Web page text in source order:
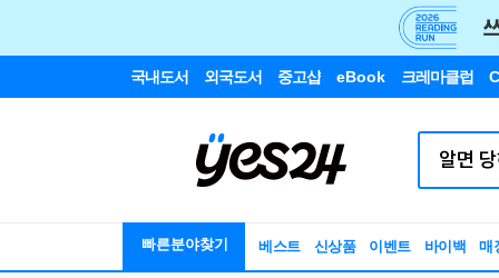
국내도서 외국도서 중고샵 eBook 크레마클럽
빠른분야찾기 베스트 신상품 이벤트 바이백 매